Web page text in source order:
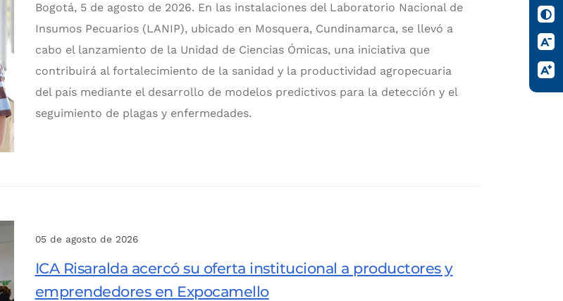
Bogotá, 5 de agosto de 2026. En las instalaciones del Laboratorio Nacional de
Insumos Pecuarios (LANIP), ubicado en Mosquera, Cundinamarca, se llevó a
cabo el lanzamiento de la Unidad de Ciencias Ómicas, una iniciativa que
contribuirá al fortalecimiento de la sanidad y la productividad agropecuaria
del país mediante el desarrollo de modelos predictivos para la detección y el
seguimiento de plagas y enfermedades.
05 de agosto de 2026
ICA Risaralda acercó su oferta institucional a productores y
emprendedores en Expocamello